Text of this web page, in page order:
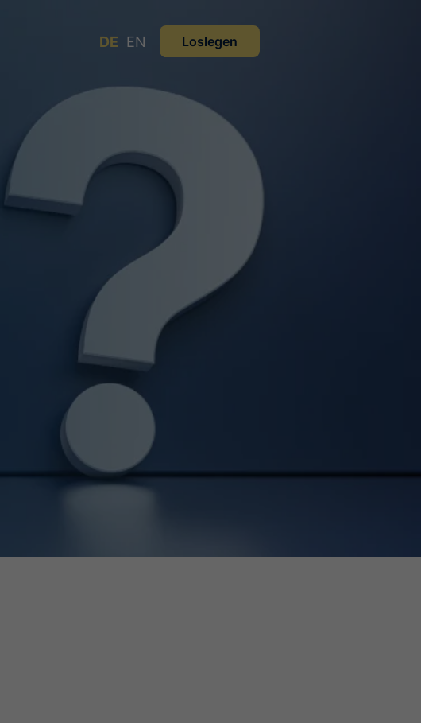
DE EN Loslegen